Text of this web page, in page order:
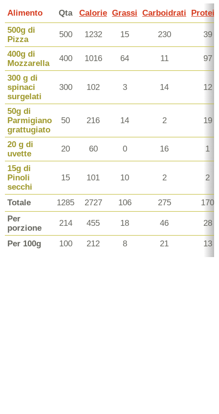
Alimento Qta Calorie Grassi Carboidrati
500g di
Pizza
500 1232 15 230 39
400g di
Mozzarella
400 1016 64 11 97
300 g di
spinaci
surgelati
300 102 3 14 12
50g di
Parmigiano
grattugiato
50 216 14 2 19
20 g di
uvette
20 60 0 16 1
15g di
Pinoli
secchi
15 101 10 2 2
Totale 1285 2727 106 275
170
Per
porzione
214 455 18 46 28
Per 100g 100 212 8 21 13